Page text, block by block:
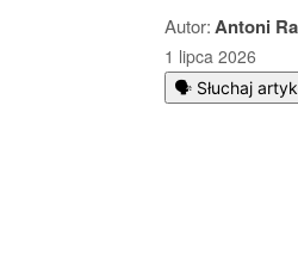
Autor:Antoni
1 lipca 2026
🗣️ Słuchaj